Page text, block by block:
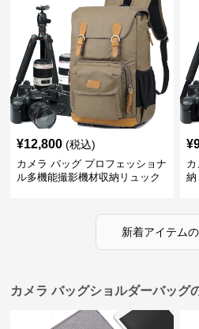
¥12,800 (税込)
カメラ バッグ プロフェッショナ
ル多機能撮影機材収納リュック
¥
納
新着アイテム
カメラ バッグショルダーバッグ